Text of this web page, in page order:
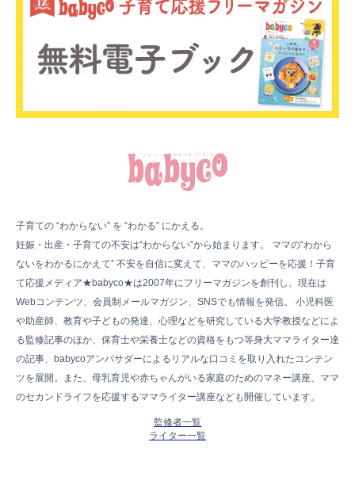
子育ての “わからない” を “わかる” にかえる。
妊娠・出産・子育ての不安は“わからない”から始まります。 ママの“わから
ないをわかるにかえて” 不安を自信に変えて、ママのハッピーを応援！子育
て応援メディア★babyco★は2007年にフリーマガジンを創刊し、現在は
Webコンテンツ、会員制メールマガジン、SNSでも情報を発信。 小児科医
や助産師、教育や子どもの発達、心理などを研究している大学教授などによ
る監修記事のほか、保育士や栄養士などの資格をもつ等身大ママライター達
の記事、babycoアンバサダーによるリアルな口コミを取り入れたコンテン
ツを展開。また、母乳育児や赤ちゃんがいる家庭のためのマネー講座、ママ
のセカンドライフを応援するママライター講座なども開催しています。
監修者一覧
ライター一覧